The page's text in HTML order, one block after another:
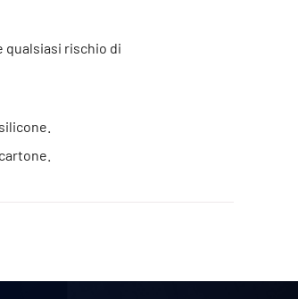
qualsiasi rischio di